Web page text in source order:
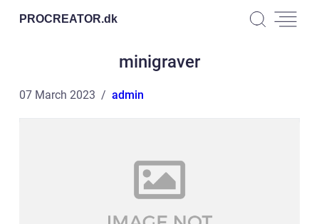
PROCREATOR.dk
minigraver
07 March 2023 admin